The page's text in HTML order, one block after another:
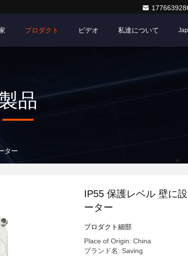
プロダクト ビデオ 私達について
品
ター
IP55 保護レベル 壁に
ーター
プロダクト細部
Place of Origin: China
ブランド名: Saving